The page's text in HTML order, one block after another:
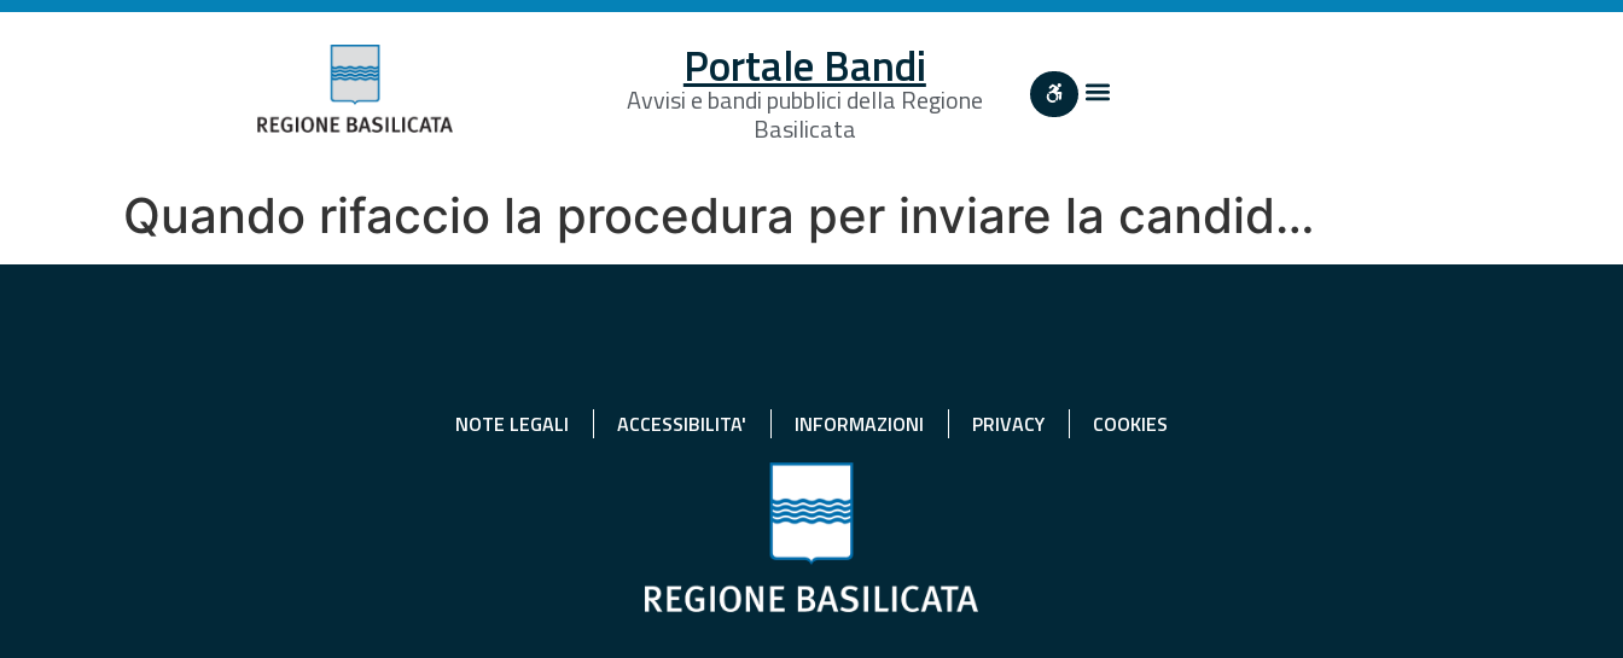
Portale Bandi
Avvisi e bandi pubblici della Regione
Basilicata
Quando rifaccio la procedura per inviare la candid…
NOTE LEGALI ACCESSIBILITA' INFORMAZIONI PRIVACY COOKIES